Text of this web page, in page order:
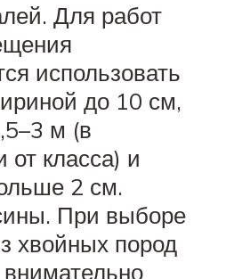
Для работ
использовать
до 10 см,
м (в
от класса) и
2 см.
При выборе
хвойных пород